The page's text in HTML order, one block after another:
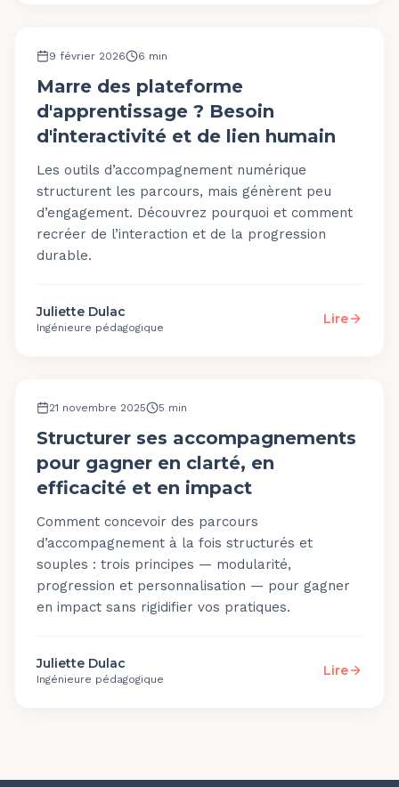
OUTILS ET PLATEFORME
9 février 2026 6 min
Marre des plateforme
d'apprentissage ? Besoin
d'interactivité et de lien humain
Les outils d’accompagnement numérique
structurent les parcours, mais génèrent peu
d’engagement. Découvrez pourquoi et comment
recréer de l’interaction et de la progression
durable.
Juliette Dulac
Ingénieure pédagogique
Lire
OUTILS ET PLATEFORME
21 novembre 2025 5 min
Structurer ses accompagnements
pour gagner en clarté, en
efficacité et en impact
Comment concevoir des parcours
d’accompagnement à la fois structurés et
souples : trois principes — modularité,
progression et personnalisation — pour gagner
en impact sans rigidifier vos pratiques.
Juliette Dulac
Ingénieure pédagogique
Lire